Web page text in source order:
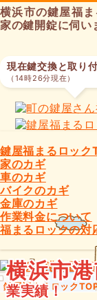
横浜市の鍵屋福
家の鍵開錠に伺い
現在鍵交換と取り
（14時26分現在）
鍵屋福まるロック
家のカギ
車のカギ
バイクのカギ
金庫のカギ
作業料金について
福まるロックの対
横浜市
業実績！
鍵屋福まるロック